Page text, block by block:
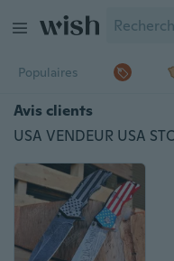
Populaires
Avis clients